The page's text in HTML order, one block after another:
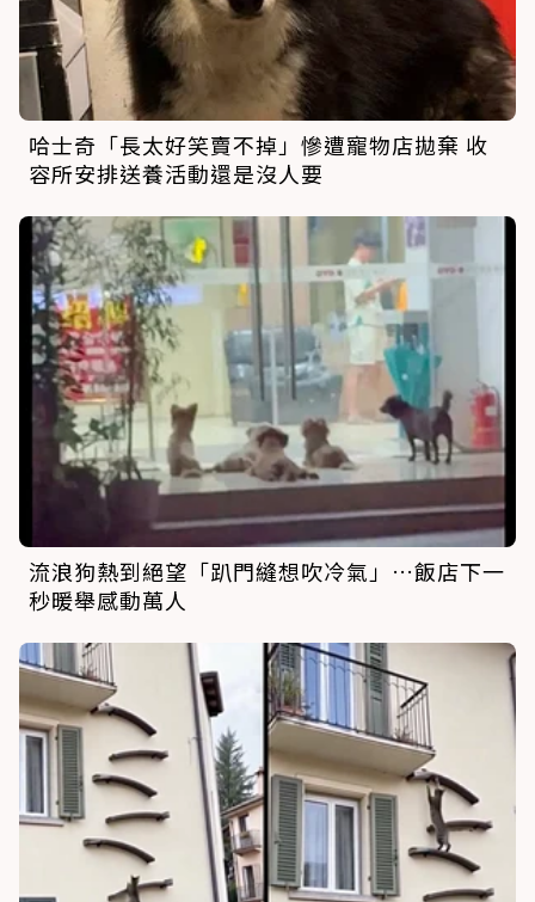
哈士奇「長太好笑賣不掉」慘遭寵物店拋棄 收
容所安排送養活動還是沒人要
流浪狗熱到絕望「趴門縫想吹冷氣」…飯店下一
秒暖舉感動萬人